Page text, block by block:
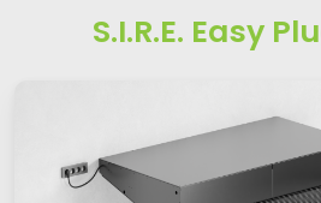
S.I.R.E. Easy